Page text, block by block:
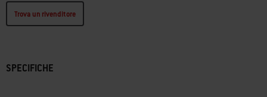
Trova un rivenditore
SPECIFICHE